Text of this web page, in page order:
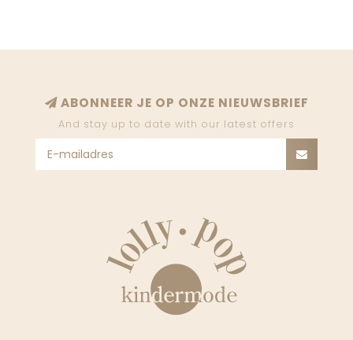
ABONNEER JE OP ONZE NIEUWSBRIEF
And stay up to date with our latest offers